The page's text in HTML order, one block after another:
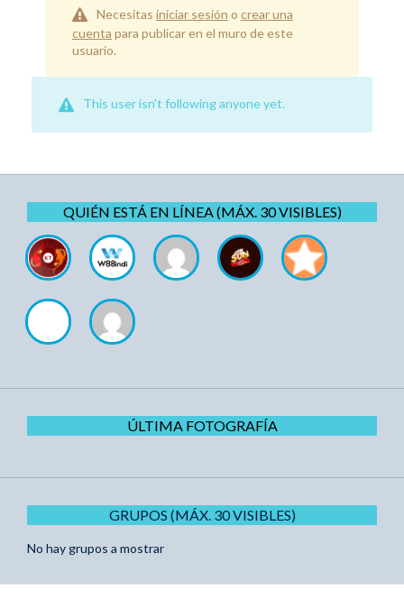
Necesitas iniciar sesión o crear una
cuenta para publicar en el muro de este
usuario.
This user isn't following anyone yet.
QUIÉN ESTÁ EN LÍNEA (MÁX. 30 VISIBLES)
ÚLTIMA FOTOGRAFÍA
GRUPOS (MÁX. 30 VISIBLES)
No hay grupos a mostrar